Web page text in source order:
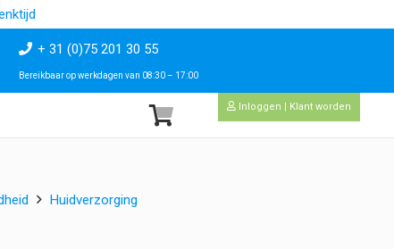
+ 31 (0)75 201 30 55
Bereikbaar op werkdagen van 08:30 – 17:00
Inloggen | Klant worden
Huidverzorging